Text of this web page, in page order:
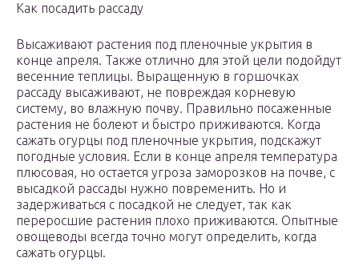
Как посадить рассаду
Высаживают растения под пленочные укрытия в
конце апреля. Также отлично для этой цели подойдут
весенние теплицы. Выращенную в горшочках
рассаду высаживают, не повреждая корневую
систему, во влажную почву. Правильно посаженные
растения не болеют и быстро приживаются. Когда
сажать огурцы под пленочные укрытия, подскажут
погодные условия. Если в конце апреля температура
плюсовая, но остается угроза заморозков на почве, с
высадкой рассады нужно повременить. Но и
задерживаться с посадкой не следует, так как
переросшие растения плохо приживаются. Опытные
овощеводы всегда точно могут определить, когда
сажать огурцы.